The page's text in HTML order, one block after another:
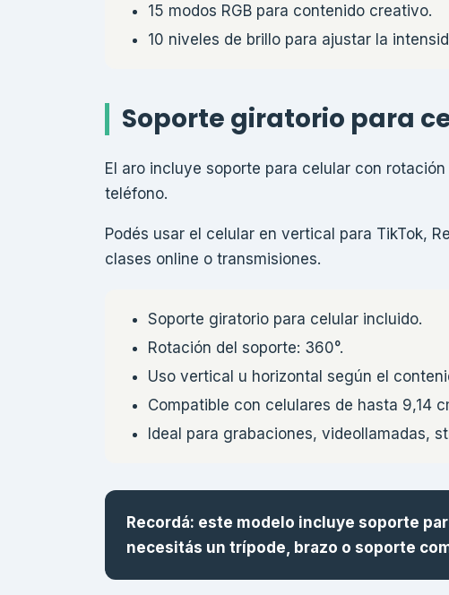
15 modos RGB para contenido creativo.
10 niveles de brillo para ajustar la
Soporte giratorio para
El aro incluye soporte para celular con
teléfono.
Podés usar el celular en vertical para TikTok,
clases online o transmisiones.
Soporte giratorio para celular incluido.
Rotación del soporte: 360°.
Uso vertical u horizontal según el
Compatible con celulares de hasta 9,14
Ideal para grabaciones, videollamadas,
Recordá: este modelo incluye soporte
necesitás un trípode, brazo o soporte